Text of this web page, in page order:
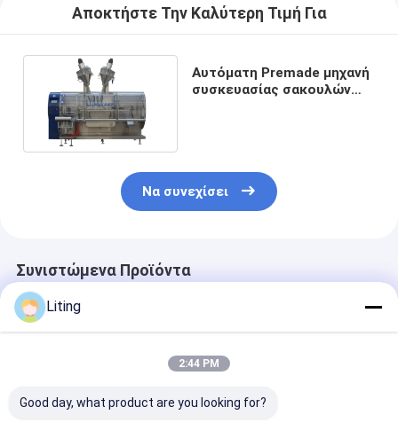
Αποκτήστε Την Καλύτερη Τιμή Για
Αυτόματη Premade μηχανή
συσκευασίας σακουλών
Να συνεχίσει
Συνιστώμενα Προϊόντα
Liting
2:44 PM
Good day, what product are you looking for?